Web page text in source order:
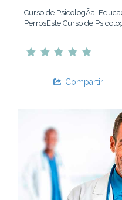
Curso de PsicologÃ­a,
PerrosEste Curso de
Compartir